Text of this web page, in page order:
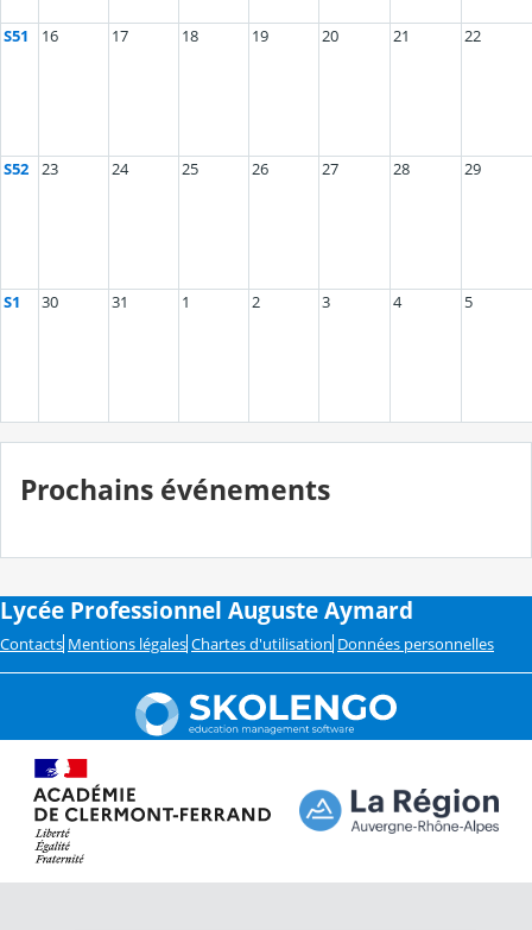
S51 16 17 18 19 20 21 22
S52 23 24 25 26 27 28 29
S1 30 31 1 2 3 4 5
Prochains événements
Lycée Professionnel Auguste Aymard
Contacts Mentions légales Chartes d'utilisation Données personnelles